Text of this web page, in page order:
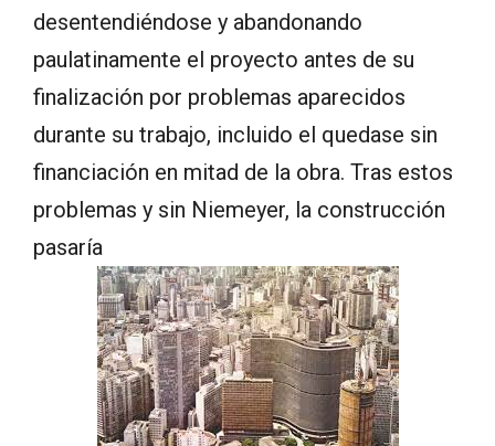
desentendiéndose y abandonando
paulatinamente el proyecto antes de su
finalización por problemas aparecidos
durante su trabajo, incluido el quedase sin
financiación en mitad de la obra. Tras estos
problemas y sin Niemeyer, la construcción
pasaría